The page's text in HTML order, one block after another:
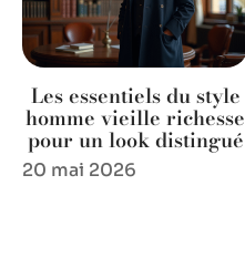
Les essentiels du style
homme vieille richesse
pour un look distingué
20 mai 2026